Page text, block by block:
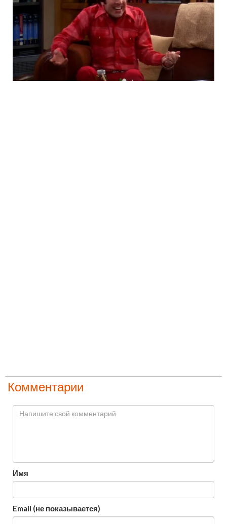
Комментарии
Имя
Email (не показывается)